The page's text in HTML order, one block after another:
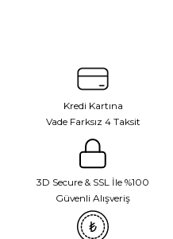
Kredi Kartına
Vade Farksız 4 Taksit
3D Secure & SSL İle %100
Güvenli Alışveriş